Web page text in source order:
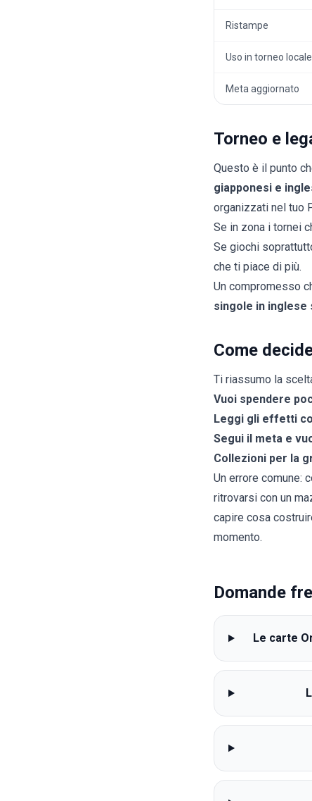
Ristampe
Uso in torneo locale
Meta aggiornato
Torneo e
Questo è il punto
giapponesi e
organizzati nel tuo
Se in zona i tornei
Se giochi
che ti piace di più.
Un compromesso
singole in inglese
Come
Ti riassumo la
Vuoi spendere
Leggi gli effetti
Segui il meta e
Collezioni per la
Un errore comune:
ritrovarsi con un
capire cosa
momento.
Domande
Le carte